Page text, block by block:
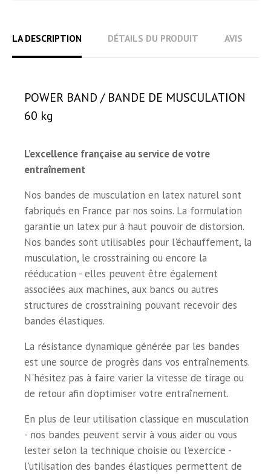
LA DESCRIPTION DÉTAILS DU PRODUIT AVIS
POWER BAND / BANDE DE MUSCULATION
60 kg
L’excellence française au service de votre
entraînement
Nos bandes de musculation en latex naturel sont
fabriqués en France par nos soins. La formulation
garantie un latex pur à haut pouvoir de distorsion.
Nos bandes sont utilisables pour l'échauffement, la
musculation, le crosstraining ou encore la
rééducation - elles peuvent être également
associées aux machines, aux bancs ou autres
structures de crosstraining pouvant recevoir des
bandes élastiques.
La résistance dynamique générée par les bandes
est une source de progrès dans vos entraînements.
N'hésitez pas à faire varier la vitesse de tirage ou
de retour afin d'optimiser votre entraînement.
En plus de leur utilisation classique en musculation
- nos bandes peuvent servir à vous aider ou vous
lester selon la technique choisie ou l'exercice -
l'utilisation des bandes élastiques permettent de